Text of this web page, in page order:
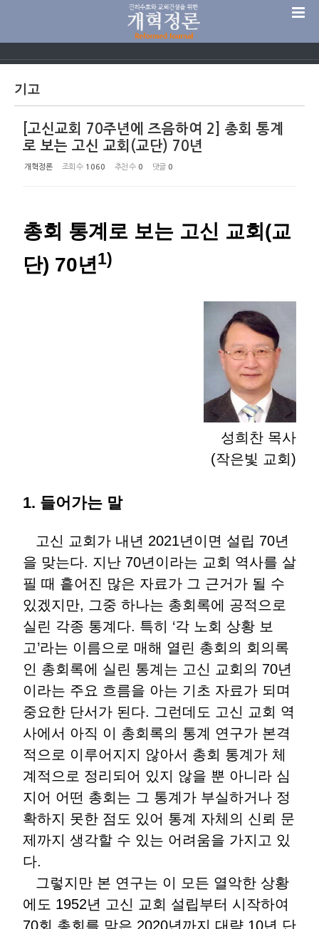
기고
[고신교회 70주년에 즈음하여 2] 총회 통계
로 보는 고신 교회(교단) 70년
개혁정론 조회 수 1060 추천 수 0 댓글 0
총회 통계로 보는 고신 교회(교
단) 70년1)
성희찬 목사
(작은빛 교회)
1. 들어가는 말
고신 교회가 내년 2021년이면 설립 70년
을 맞는다. 지난 70년이라는 교회 역사를 살
필 때 흩어진 많은 자료가 그 근거가 될 수
있겠지만, 그중 하나는 총회록에 공적으로
실린 각종 통계다. 특히 ‘각 노회 상황 보
고’라는 이름으로 매해 열린 총회의 회의록
인 총회록에 실린 통계는 고신 교회의 70년
이라는 주요 흐름을 아는 기초 자료가 되며
중요한 단서가 된다. 그런데도 고신 교회 역
사에서 아직 이 총회록의 통계 연구가 본격
적으로 이루어지지 않아서 총회 통계가 체
계적으로 정리되어 있지 않을 뿐 아니라 심
지어 어떤 총회는 그 통계가 부실하거나 정
확하지 못한 점도 있어 통계 자체의 신뢰 문
제까지 생각할 수 있는 어려움을 가지고 있
다.
그렇지만 본 연구는 이 모든 열악한 상황
에도 1952년 고신 교회 설립부터 시작하여
70회 총회를 맞은 2020년까지 대략 10년 단
Sketchbook5, 스케치북5
Sketchbook5, 스케치북5